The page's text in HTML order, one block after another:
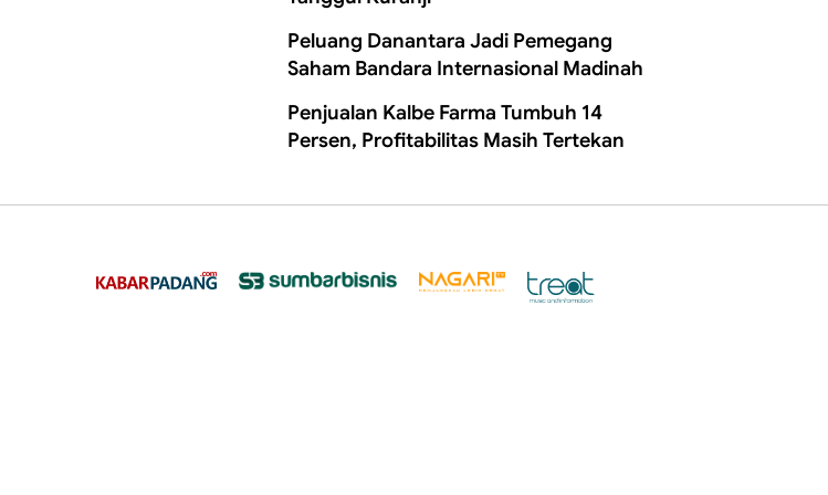
Peluang Danantara Jadi Pemegang
Saham Bandara Internasional Madinah
Penjualan Kalbe Farma Tumbuh 14
Persen, Profitabilitas Masih Tertekan